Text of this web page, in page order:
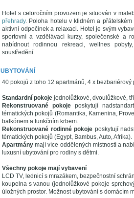
Hotel s celoročním provozem je situován v
přehrady. Poloha hotelu v klidném a
aktivní odpočinek a relaxaci. Hotel je svým
sportovní a vzdělávací kurzy, společenské a
nabídnout rodinnou rekreaci, wellnes
soustředění.
UBYTOVÁNÍ
40 pokojů z toho 12 apartmánů, 4 x bezbariérový
Standardní pokoje jednolůžkové, dvoulůžkové,
Rekonstruované pokoje poskytují
tématických pokojů (Romantika, Kamenina,
balkónem a funkčním krbem.
Rekonstruované rodinné pokoje poskytují
tématických pokojů (Egypt, Bambus, Auto, Afrika).
Apartmány mají více oddělených místností a
luxusní ubytování pro rodiny s dětmi.
Všechny pokoje mají vybavení
LCD TV, lednicí s mrazákem, bezpečnostní
koupelna s vanou (jednolůžkové pokoje
úložných prostor. Možnost ubytování s domácím